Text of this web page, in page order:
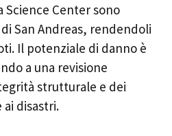
Science Center sono
San Andreas, rendendoli
Il potenziale di danno è
a una revisione
strutturale e dei
disastri.